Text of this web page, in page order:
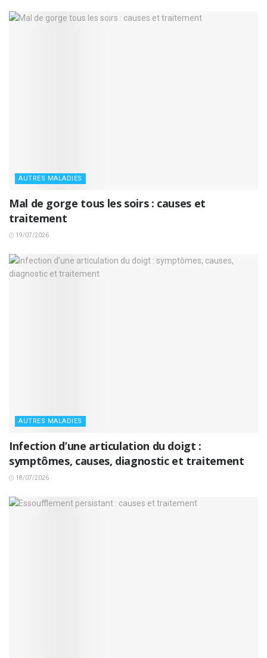
AUTRES MALADIES
Mal de gorge tous les soirs : causes et
traitement
19/07/2026
AUTRES MALADIES
Infection d’une articulation du doigt :
symptômes, causes, diagnostic et traitement
18/07/2026